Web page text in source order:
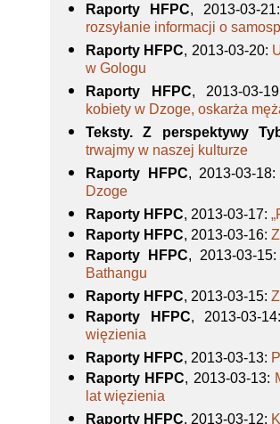
Raporty HFPC, 2013-03-21
rozsyłanie informacji o
Raporty HFPC, 2013-03-20:
w Gologu
Raporty HFPC, 2013-03-19
kobiety w Dzoge, oskarża
Teksty. Z perspektywy
trwajmy w naszej kulturze
Raporty HFPC, 2013-03-18:
Dzoge
Raporty HFPC, 2013-03-17:
Raporty HFPC, 2013-03-16:
Raporty HFPC, 2013-03-15:
Bathangu
Raporty HFPC, 2013-03-15:
Raporty HFPC, 2013-03-14
więzienia
Raporty HFPC, 2013-03-13:
Raporty HFPC, 2013-03-13:
lat więzienia
Raporty HFPC, 2013-03-12: